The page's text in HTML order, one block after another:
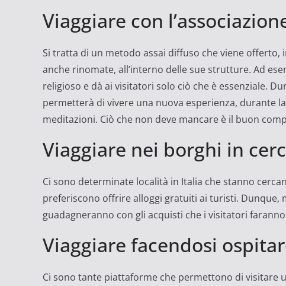
Viaggiare con
Si tratta di un metodo assai diffuso che viene offerto,
anche rinomate, all’interno delle sue strutture. Ad
religioso e dà ai visitatori solo ciò che è essenziale.
permetterà di vivere una nuova esperienza, durante
meditazioni. Ciò che non deve mancare è il buon
Viaggiare nei borghi in
Ci sono determinate località in Italia che stanno
preferiscono offrire alloggi gratuiti ai turisti.
guadagneranno con gli acquisti che i visitatori
Viaggiare facendosi
Ci sono tante piattaforme che permettono di visitare